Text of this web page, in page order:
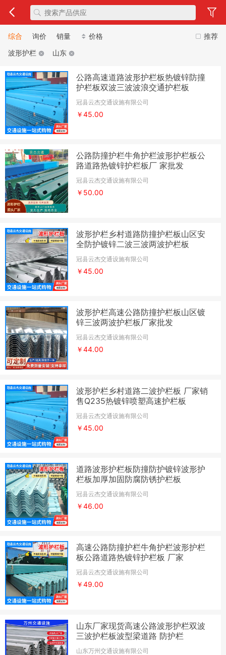
推荐
综合 询价 销量
价格
波形护栏
山东
公路高速道路波形护栏板热镀锌防撞
护栏板双波三波波浪交通护栏板
冠县云杰交通设施有限公司
￥45.00
公路防撞护栏牛角护栏波形护栏板公
路道路热镀锌护栏板厂 家批发
冠县云杰交通设施有限公司
￥50.00
波形护栏乡村道路防撞护栏板山区安
全防护镀锌二波三波两波护栏板
冠县云杰交通设施有限公司
￥45.00
波形护栏高速公路防撞护栏板山区镀
锌三波两波护栏板厂家批发
冠县云杰交通设施有限公司
￥44.00
波形护栏乡村道路二波护栏板 厂家销
售Q235热镀锌喷塑高速护栏板
冠县云杰交通设施有限公司
￥45.00
道路波形护栏板防撞防护镀锌波形护
栏板加厚加固防腐防锈护栏板
冠县云杰交通设施有限公司
￥46.00
高速公路防撞护栏牛角护栏波形护栏
板公路道路热镀锌护栏板 厂家
冠县云杰交通设施有限公司
￥49.00
山东厂家现货高速公路波形护栏双波
三波护栏板波型梁道路 防护栏
山东万州交通设施有限公司